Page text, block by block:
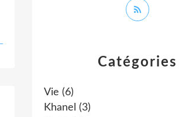
Catégories
Vie (6)
Khanel (3)